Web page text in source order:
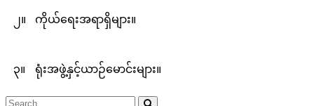
၂။ ကိုယ်ရေးအရာရှိများ။
၃။ ရုံးအဖွဲ့နှင့်ယာဉ်မောင်းများ။